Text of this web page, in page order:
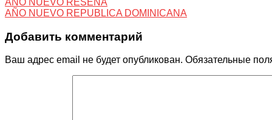
AÑO NUEVO RESEÑA
AÑO NUEVO REPUBLICA DOMINICANA
Добавить комментарий
Ваш адрес email не будет опубликован. Обязательные